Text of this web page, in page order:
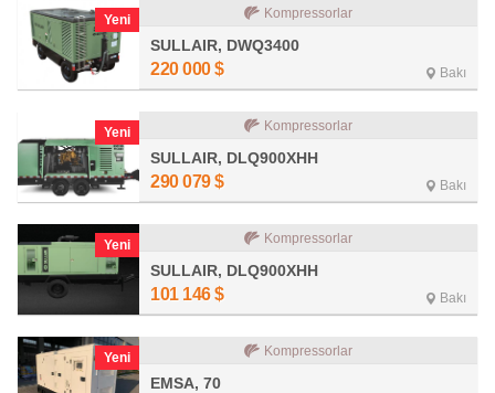
Yeni Kompressorlar
SULLAIR, DWQ3400
220 000 $ Bakı
Yeni Kompressorlar
SULLAIR, DLQ900XHH
290 079 $ Bakı
Yeni Kompressorlar
SULLAIR, DLQ900XHH
101 146 $ Bakı
Yeni Kompressorlar
EMSA, 70